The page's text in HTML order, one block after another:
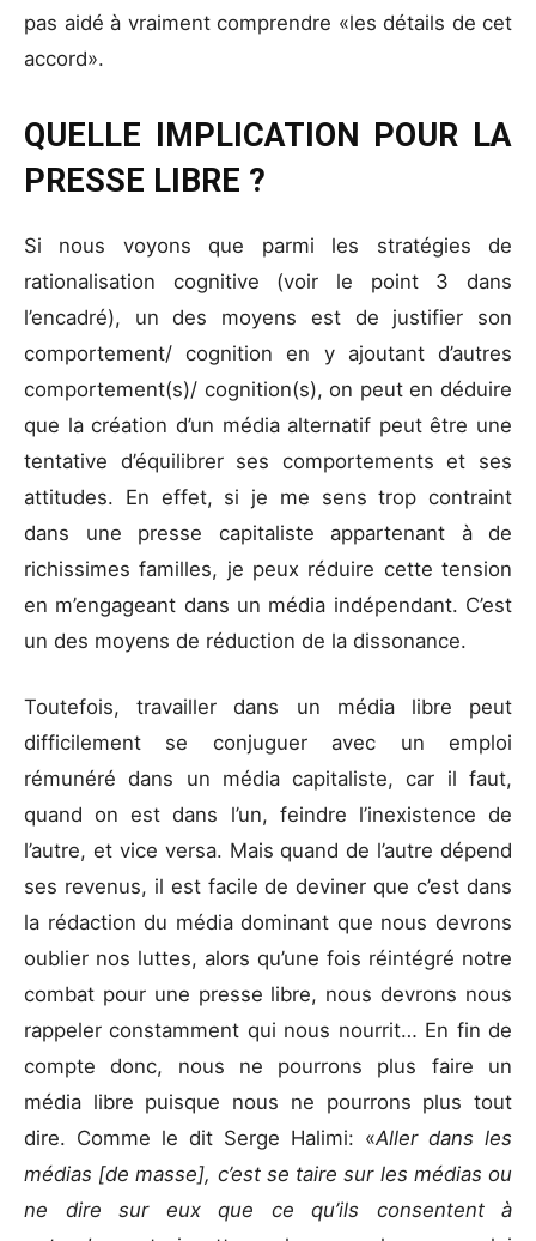
pas aidé à vraiment comprendre «les détails de cet
accord».
QUELLE IMPLICATION POUR LA
PRESSE LIBRE ?
Si nous voyons que parmi les stratégies de
rationalisation cognitive (voir le point 3 dans
l’encadré), un des moyens est de justifier son
comportement/ cognition en y ajoutant d’autres
comportement(s)/ cognition(s), on peut en déduire
que la création d’un média alternatif peut être une
tentative d’équilibrer ses comportements et ses
attitudes. En effet, si je me sens trop contraint
dans une presse capitaliste appartenant à de
richissimes familles, je peux réduire cette tension
en m’engageant dans un média indépendant. C’est
un des moyens de réduction de la dissonance.
Toutefois, travailler dans un média libre peut
difficilement se conjuguer avec un emploi
rémunéré dans un média capitaliste, car il faut,
quand on est dans l’un, feindre l’inexistence de
l’autre, et vice versa. Mais quand de l’autre dépend
ses revenus, il est facile de deviner que c’est dans
la rédaction du média dominant que nous devrons
oublier nos luttes, alors qu’une fois réintégré notre
combat pour une presse libre, nous devrons nous
rappeler constamment qui nous nourrit… En fin de
compte donc, nous ne pourrons plus faire un
média libre puisque nous ne pourrons plus tout
dire. Comme le dit Serge Halimi: «Aller dans les
médias [de masse], c’est se taire sur les médias ou
ne dire sur eux que ce qu’ils consentent à